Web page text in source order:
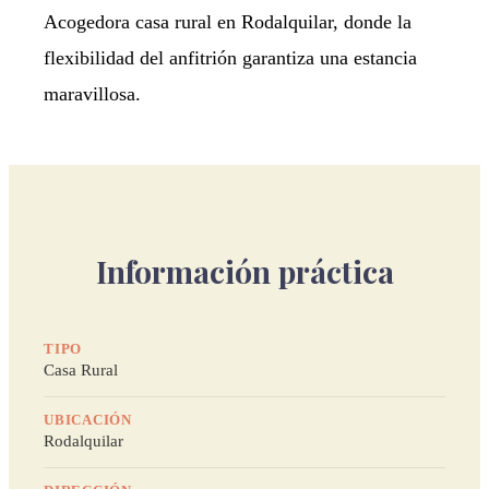
Acogedora casa rural en Rodalquilar, donde la
flexibilidad del anfitrión garantiza una estancia
maravillosa.
Información práctica
TIPO
Casa Rural
UBICACIÓN
Rodalquilar